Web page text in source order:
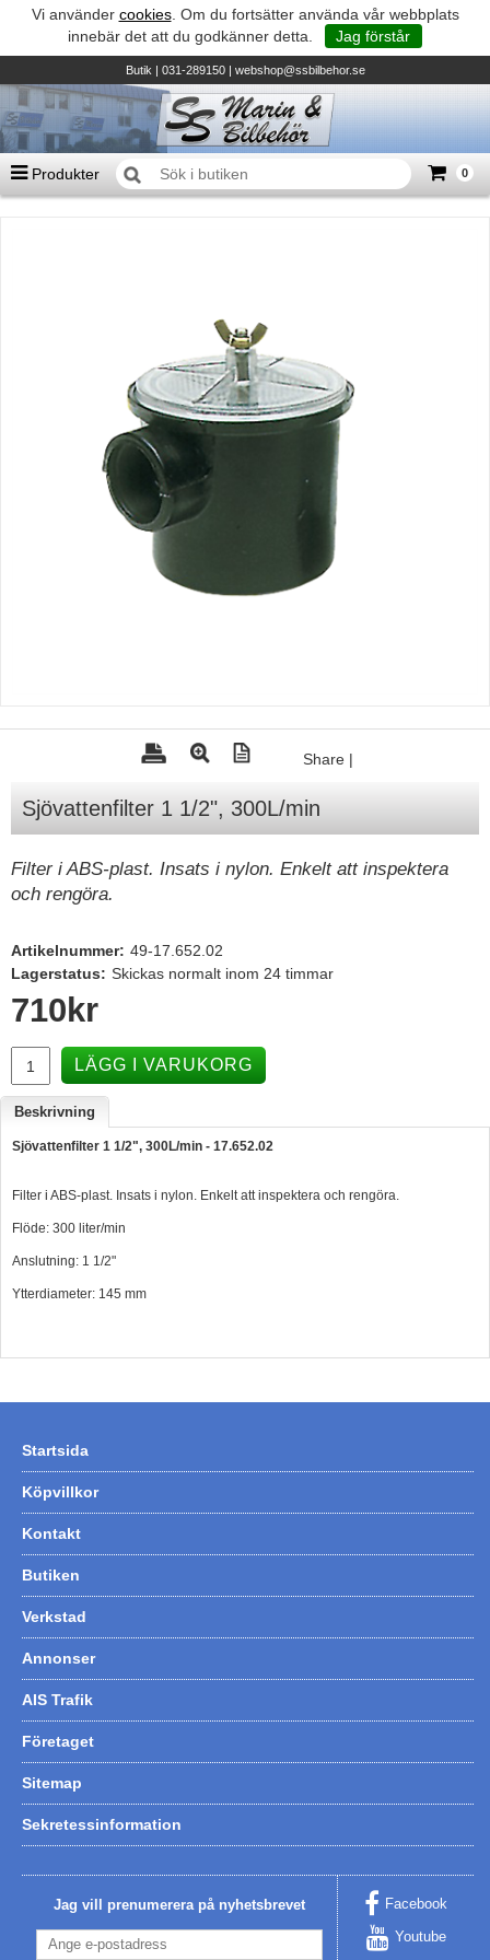
Vi använder cookies. Om du fortsätter använda vår webbplats
innebär det att du godkänner detta.
Jag förstår
Butik| 031-289150 | webshop@ssbilbehor.se
Produkter 0
Suzumar - Gummibåtar
Honda - Utombordare
HonWave - Gummibåtar
Honda - Elverk & Pumpar
Tohatsu - Utombordare
Minn Kota - elmotorer
Mercury Servicedelar
Lowrance
Humminbird
Simrad
Båttillbehör
Hummertina
Varta - Batterier
Victron - Batteriladdare
CTEK - Batteriladdare
Webasto - Dieselvärmare
Kamasa Tools - Verktyg
Calix - Packline - Takboxar
Thule - Takboxar
Thule - Lasthållare
Share |
Sjövattenfilter 1 1/2", 300L/min
Filter i ABS-plast. Insats i nylon. Enkelt att inspektera
och rengöra.
Artikelnummer: 49-17.652.02
Lagerstatus: Skickas normalt inom 24 timmar
710 kr
LÄGG I VARUKORG
Beskrivning
Sjövattenfilter 1 1/2", 300L/min - 17.652.02
Filter i ABS-plast. Insats i nylon. Enkelt att inspektera och rengöra.
Flöde: 300 liter/min
Anslutning: 1 1/2"
Ytterdiameter: 145 mm
Startsida
Köpvillkor
Kontakt
Butiken
Verkstad
Annonser
AIS Trafik
Företaget
Sitemap
Sekretessinformation
Jag vill prenumerera på nyhetsbrevet Facebook
Youtube